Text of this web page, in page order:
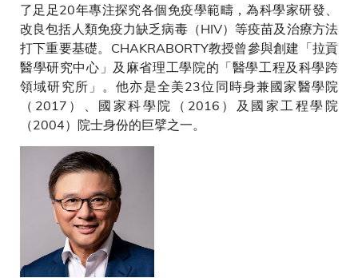
了足足20年專注探究各個免疫學範疇，為科學家研發、
改良包括人類免疫力缺乏病毒（HIV）等疫苗及治療方法
打下重要基礎。CHAKRABORTY教授曾參與創建「拉貢
醫學研究中心」及麻省理工學院的「醫學工程及科學跨
領域研究所」。他亦是全美23位同時身兼國家醫學院
（2017）、國家科學院（2016）及國家工程學院
（2004）院士身份的巨擘之一。